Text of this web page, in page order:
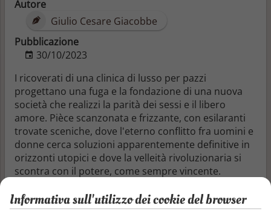
Autore
Giulio Cesare Giacobbe
Pubblicazione
30/10/2023
I ricoverati di una clinica di lusso per pazzi
progettano una fuga e la fondazione di una nuova
società che realizzi la parità dei sessi e il libero
amore. Pièce scanzonata e frizzante, con esilaranti
trovate sceniche, dove l'eterno conflitto fra uomini e
donne cerca soluzioni apparentemente definitive in
orizzonti utopici e dove la velleità rivoluzionaria si
scontra con il potere, come sempre vincente.
Segnala o richiedi rimozione
Informativa sull'utilizzo dei cookie del browser